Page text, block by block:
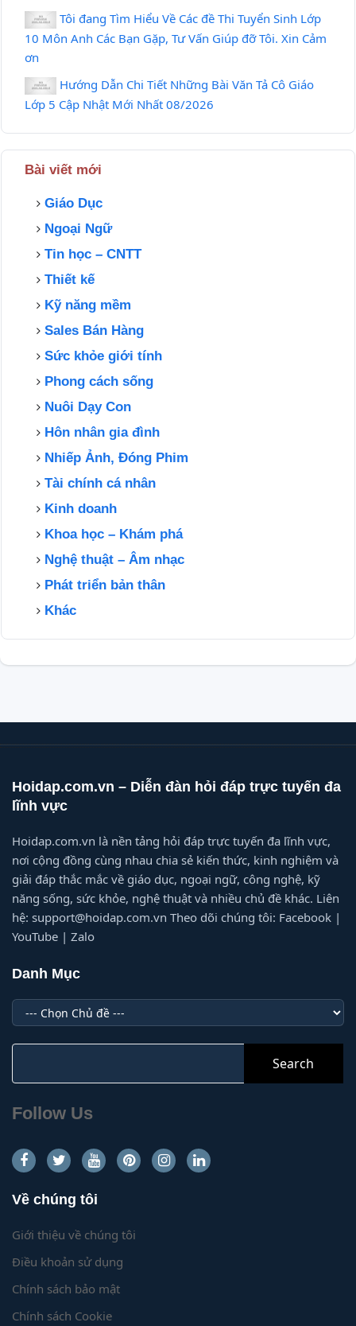
Tôi đang Tìm Hiểu Về Các đề Thi Tuyển Sinh Lớp
10 Môn Anh Các Bạn Gặp, Tư Vấn Giúp đỡ Tôi. Xin Cảm
ơn
Hướng Dẫn Chi Tiết Những Bài Văn Tả Cô Giáo
Lớp 5 Cập Nhật Mới Nhất 08/2026
Bài viết mới
Giáo Dục
Ngoại Ngữ
Tin học – CNTT
Thiết kế
Kỹ năng mềm
Sales Bán Hàng
Sức khỏe giới tính
Phong cách sống
Nuôi Dạy Con
Hôn nhân gia đình
Nhiếp Ảnh, Đóng Phim
Tài chính cá nhân
Kinh doanh
Khoa học – Khám phá
Nghệ thuật – Âm nhạc
Phát triển bản thân
Khác
Hoidap.com.vn – Diễn đàn hỏi đáp trực tuyến đa
lĩnh vực
Hoidap.com.vn là nền tảng hỏi đáp trực tuyến đa lĩnh vực,
nơi cộng đồng cùng nhau chia sẻ kiến thức, kinh nghiệm và
giải đáp thắc mắc về giáo dục, ngoại ngữ, công nghệ, kỹ
năng sống, sức khỏe, nghệ thuật và nhiều chủ đề khác. Liên
hệ: support@hoidap.com.vn Theo dõi chúng tôi: Facebook |
YouTube | Zalo
Danh Mục
Danh
Mục
Follow Us
Về chúng tôi
Giới thiệu về chúng tôi
Điều khoản sử dụng
Chính sách bảo mật
Chính sách Cookie